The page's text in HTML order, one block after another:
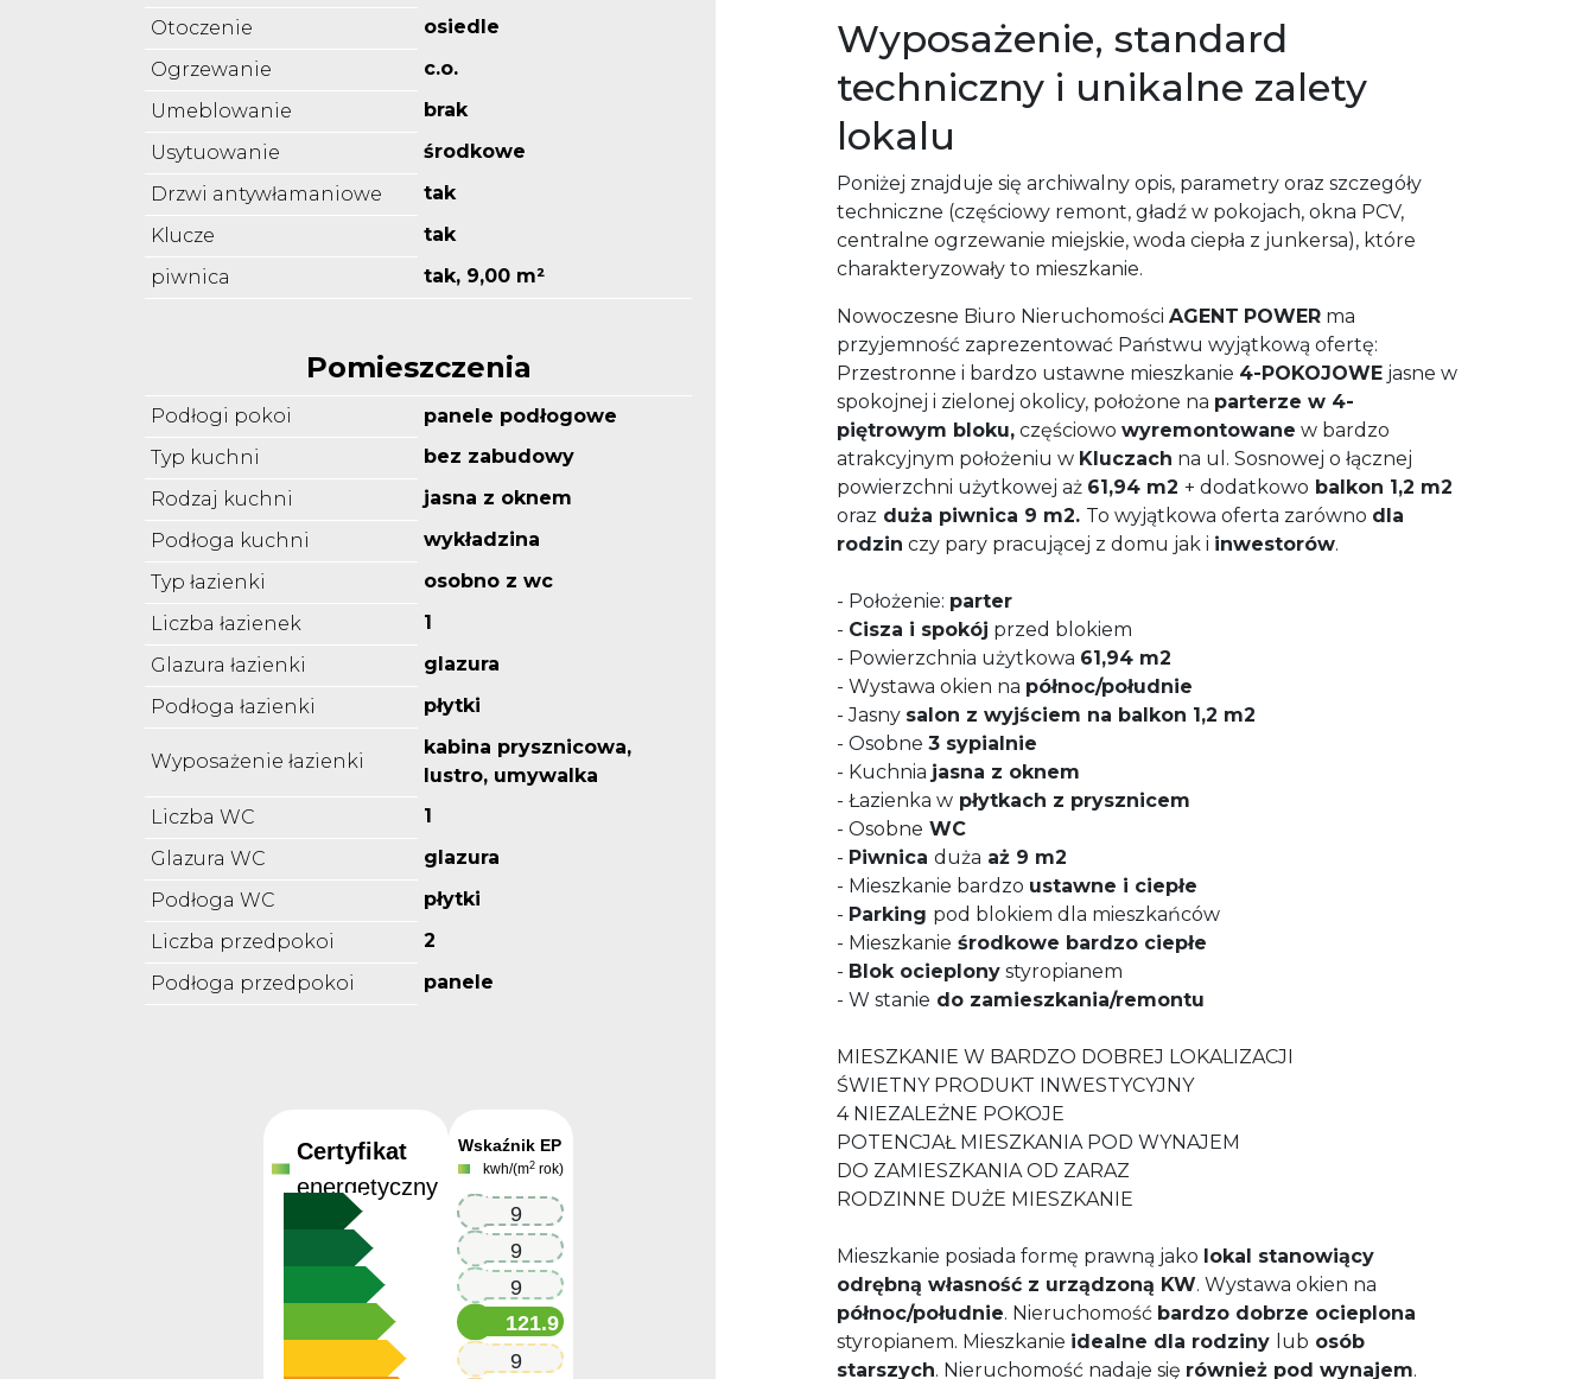
Otoczenie
osiedle
Ogrzewanie
c.o.
Umeblowanie
brak
Usytuowanie
środkowe
Drzwi antywłamaniowe
tak
Klucze
tak
piwnica
tak, 9,00 m²
Pomieszczenia
Podłogi pokoi
panele podłogowe
Typ kuchni
bez zabudowy
Rodzaj kuchni
jasna z oknem
Podłoga kuchni
wykładzina
Typ łazienki
osobno z wc
Liczba łazienek
1
Glazura łazienki
glazura
Podłoga łazienki
płytki
Wyposażenie łazienki
kabina prysznicowa,
lustro, umywalka
Liczba WC
1
Glazura WC
glazura
Podłoga WC
płytki
Liczba przedpokoi
2
Podłoga przedpokoi
panele
Certyfikat
energetyczny
Wskaźnik EP
kwh/(m2rok)
121.9
121.9
121.9
121.9
121.9
Wyposażenie, standard
techniczny i unikalne zalety
lokalu
Poniżej znajduje się archiwalny opis, parametry oraz szczegóły
techniczne (częściowy remont, gładź w pokojach, okna PCV,
centralne ogrzewanie miejskie, woda ciepła z junkersa), które
charakteryzowały to mieszkanie.
Nowoczesne Biuro Nieruchomości AGENT POWER ma
przyjemność zaprezentować Państwu wyjątkową ofertę:
Przestronne i bardzo ustawne mieszkanie 4-POKOJOWE jasne w
spokojnej i zielonej okolicy, położone na parterze w 4-
piętrowym bloku, częściowo wyremontowane w bardzo
atrakcyjnym położeniu w Kluczach na ul. Sosnowej o łącznej
powierzchni użytkowej aż 61,94 m2 + dodatkowo balkon 1,2 m2
oraz duża piwnica 9 m2. To wyjątkowa oferta zarówno dla
rodzin czy pary pracującej z domu jak i inwestorów.
- Położenie: parter
- Cisza i spokój przed blokiem
- Powierzchnia użytkowa 61,94 m2
- Wystawa okien na północ/południe
- Jasny salon z wyjściem na balkon 1,2 m2
- Osobne 3 sypialnie
- Kuchnia jasna z oknem
- Łazienka w płytkach z prysznicem
- Osobne WC
- Piwnica duża aż 9 m2
- Mieszkanie bardzo ustawne i ciepłe
- Parking pod blokiem dla mieszkańców
- Mieszkanie środkowe bardzo ciepłe
- Blok ocieplony styropianem
- W stanie do zamieszkania/remontu
MIESZKANIE W BARDZO DOBREJ LOKALIZACJI
ŚWIETNY PRODUKT INWESTYCYJNY
4 NIEZALEŻNE POKOJE
POTENCJAŁ MIESZKANIA POD WYNAJEM
DO ZAMIESZKANIA OD ZARAZ
RODZINNE DUŻE MIESZKANIE
Mieszkanie posiada formę prawną jako lokal stanowiący
odrębną własność z urządzoną KW. Wystawa okien na
północ/południe. Nieruchomość bardzo dobrze ocieplona
styropianem. Mieszkanie idealne dla rodziny lub osób
starszych. Nieruchomość nadaje się również pod wynajem.